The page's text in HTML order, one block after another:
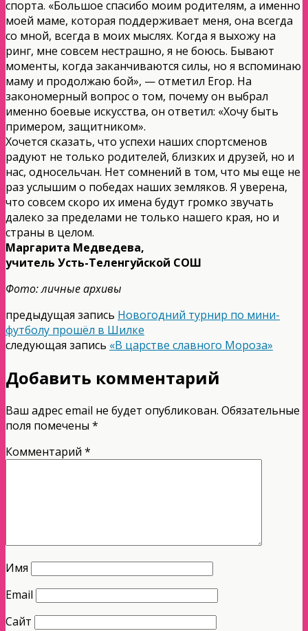
спорта. «Большое спасибо моим родителям, а именно
моей маме, которая поддерживает меня, она всегда
со мной, всегда в моих мыслях. Когда я выхожу на
ринг, мне совсем нестрашно, я не боюсь. Бывают
моменты, когда заканчиваются силы, но я вспоминаю
маму и продолжаю бой», — отметил Егор. На
закономерный вопрос о том, почему он выбрал
именно боевые искусства, он ответил: «Хочу быть
примером, защитником».
Хочется сказать, что успехи наших спортсменов
радуют не только родителей, близких и друзей, но и
нас, односельчан. Нет сомнений в том, что мы еще не
раз услышим о победах наших земляков. Я уверена,
что совсем скоро их имена будут громко звучать
далеко за пределами не только нашего края, но и
страны в целом.
Маргарита Медведева,
учитель Усть-Теленгуйской СОШ
Фото: личные архивы
предыдущая запись Новогодний турнир по мини-
футболу прошёл в Шилке
следующая запись «В царстве славного Мороза»
Добавить комментарий
Ваш адрес email не будет опубликован. Обязательные
поля помечены *
Комментарий *
Имя
Email
Сайт